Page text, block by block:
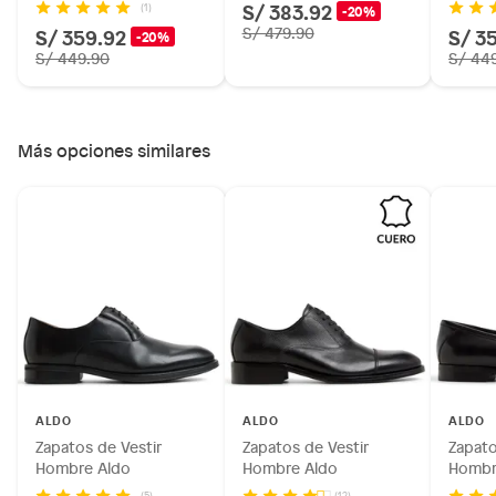
(1)
S/ 359.92 -20%
S/ 449.90
S/ 383.92 -20%
S/ 479.90 S/
S/
Más opciones similares
ALDO
Zapatos de Vestir
Hombre Aldo
ALDO
Zapatos de Vestir
Hombre Aldo
ALDO